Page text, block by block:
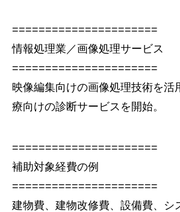
======================
情報処理業／画像処理サービス
======================
映像編集向けの画像処理技術を活
療向けの診断サービスを開始。
======================
補助対象経費の例
======================
建物費、建物改修費、設備費、シ